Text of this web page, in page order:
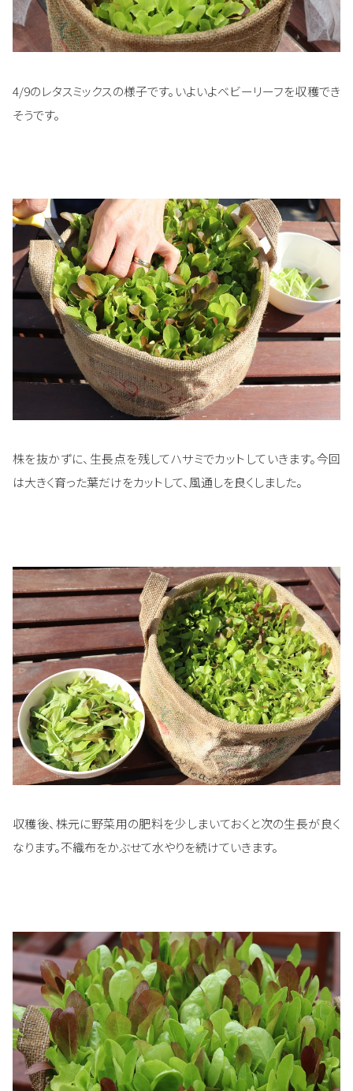
4/9のレタスミックスの様子です。いよいよベビーリーフを収穫でき
そうです。
株を抜かずに、生長点を残してハサミでカットしていきます。今回
は大きく育った葉だけをカットして、風通しを良くしました。
収穫後、株元に野菜用の肥料を少しまいておくと次の生長が良く
なります。不織布をかぶせて水やりを続けていきます。